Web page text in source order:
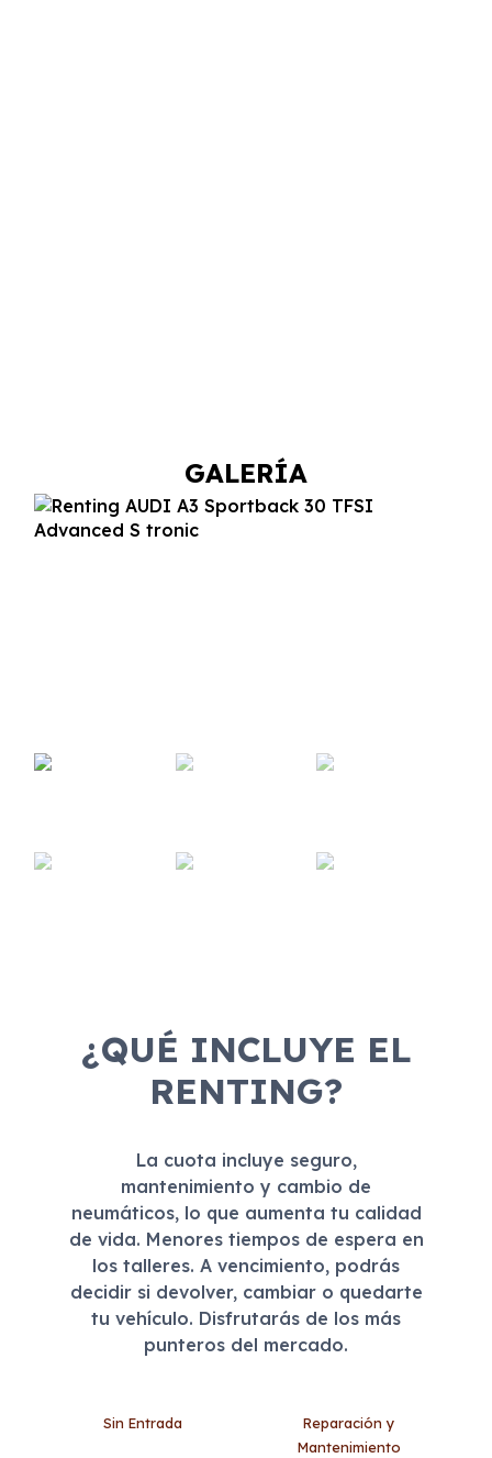
GALERÍA
¿QUÉ INCLUYE EL
RENTING?
La cuota incluye seguro,
mantenimiento y cambio de
neumáticos, lo que aumenta tu calidad
de vida. Menores tiempos de espera en
los talleres. A vencimiento, podrás
decidir si devolver, cambiar o quedarte
tu vehículo. Disfrutarás de los más
punteros del mercado.
Sin Entrada
Reparación y
Mantenimiento